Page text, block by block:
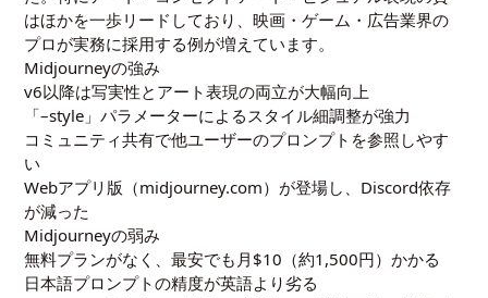
はほかを一歩リードしており、映画・ゲーム・広告業界の
プロが実務に採用する例が増えています。
Midjourneyの強み
v6以降は写実性とアート表現の両立が大幅向上
「–style」パラメーターによるスタイル細調整が強力
コミュニティ共有で他ユーザーのプロンプトを参照しやす
い
Webアプリ版（midjourney.com）が登場し、Discord依存
が減った
Midjourneyの弱み
無料プランがなく、最安でも月$10（約1,500円）かかる
日本語プロンプトの精度が英語より劣る